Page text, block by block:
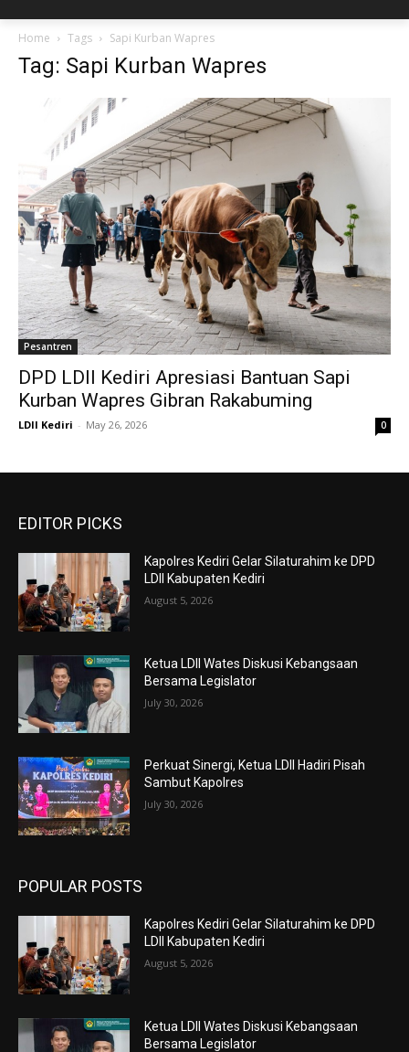
Home Tags Sapi Kurban Wapres
Tag: Sapi Kurban Wapres
Pesantren
DPD LDII Kediri Apresiasi Bantuan Sapi
Kurban Wapres Gibran Rakabuming
LDII Kediri - May 26, 2026 0
EDITOR PICKS
Kapolres Kediri Gelar Silaturahim ke DPD
LDII Kabupaten Kediri
August 5, 2026
Ketua LDII Wates Diskusi Kebangsaan
Bersama Legislator
July 30, 2026
Perkuat Sinergi, Ketua LDII Hadiri Pisah
Sambut Kapolres
July 30, 2026
POPULAR POSTS
Kapolres Kediri Gelar Silaturahim ke DPD
LDII Kabupaten Kediri
August 5, 2026
Ketua LDII Wates Diskusi Kebangsaan
Bersama Legislator